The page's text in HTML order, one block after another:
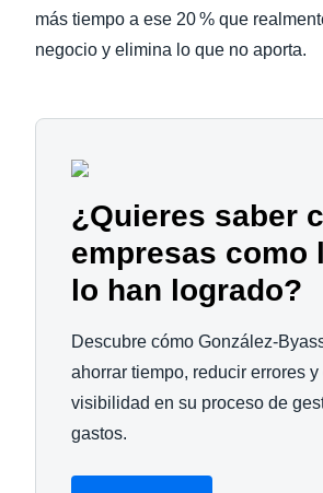
más tiempo a ese 20 % que
negocio y elimina lo que no aporta.
¿Quieres saber
empresas como
lo han logrado?
Descubre cómo González-
ahorrar tiempo, reducir errores y
visibilidad en su proceso de
gastos.